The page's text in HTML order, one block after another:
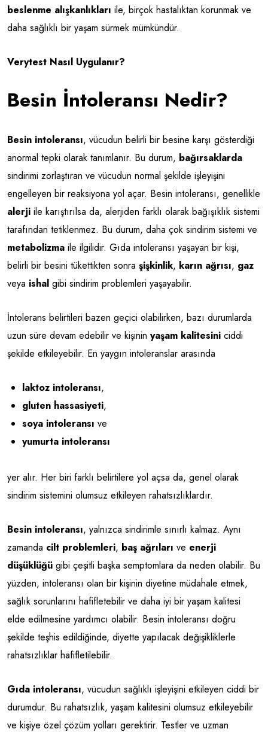
beslenme alışkanlıkları ile, birçok hastalıktan korunmak ve
daha sağlıklı bir yaşam sürmek mümkündür.
Verytest Nasıl Uygulanır?
Besin İntoleransı Nedir?
Besin intoleransı, vücudun belirli bir besine karşı gösterdiği
anormal tepki olarak tanımlanır. Bu durum, bağırsaklarda
sindirimi zorlaştıran ve vücudun normal şekilde işleyişini
engelleyen bir reaksiyona yol açar. Besin intoleransı, genellikle
alerji ile karıştırılsa da, alerjiden farklı olarak bağışıklık sistemi
tarafından tetiklenmez. Bu durum, daha çok sindirim sistemi ve
metabolizma ile ilgilidir. Gıda intoleransı yaşayan bir kişi,
belirli bir besini tükettikten sonra şişkinlik, karın ağrısı, gaz
veya ishal gibi sindirim problemleri yaşayabilir.
İntolerans belirtileri bazen geçici olabilirken, bazı durumlarda
uzun süre devam edebilir ve kişinin yaşam kalitesini ciddi
şekilde etkileyebilir. En yaygın intoleranslar arasında
laktoz intoleransı,
gluten hassasiyeti,
soya intoleransı ve
yumurta intoleransı
yer alır. Her biri farklı belirtilere yol açsa da, genel olarak
sindirim sistemini olumsuz etkileyen rahatsızlıklardır.
Besin intoleransı, yalnızca sindirimle sınırlı kalmaz. Aynı
zamanda cilt problemleri, baş ağrıları ve enerji
düşüklüğü gibi çeşitli başka semptomlara da neden olabilir. Bu
yüzden, intoleransı olan bir kişinin diyetine müdahale etmek,
sağlık sorunlarını hafifletebilir ve daha iyi bir yaşam kalitesi
elde edilmesine yardımcı olabilir. Besin intoleransı doğru
şekilde teşhis edildiğinde, diyette yapılacak değişikliklerle
rahatsızlıklar hafifletilebilir.
Gıda intoleransı, vücudun sağlıklı işleyişini etkileyen ciddi bir
durumdur. Bu rahatsızlık, yaşam kalitesini olumsuz etkileyebilir
ve kişiye özel çözüm yolları gerektirir. Testler ve uzman